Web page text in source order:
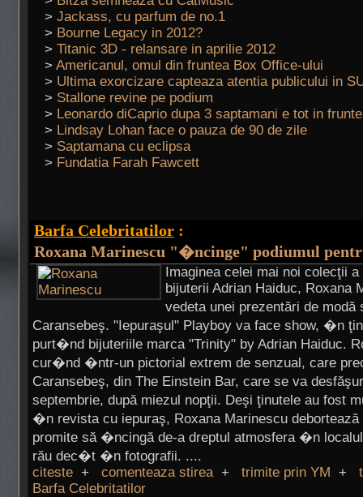
> Jackass, cu parfum de no.1
> Bourne Legacy in 2012?
> Titanic 3D - relansare in aprilie 2012
> Americanul, omul din fruntea Box Office-ului
> Ultima exorcizare capteaza atentia publicului in
> Stallone revine pe podium
> Leonardo diCaprio dupa 3 saptamani e tot in
> Lindsay Lohan face o pauza de 90 de zile
> Saptamana cu eclipsa
> Fundatia Farah Fawcett
Barfa Celebritatilor :
Roxana Marinescu "�ncinge" podiumul
Imaginea celei mai noi colecţii
bijuterii Adrian Haiduc, Roxana
vedeta unei prezentări de
Caransebeş. "Iepuraşul" Playboy va face show, �n
purt�nd bijuteriile marca "Trinity" by Adrian Haiduc.
cur�nd �ntr-un pictorial extrem de senzual, care
Caransebeş, din The Einstein Bar, care se va
septembrie, după miezul nopţii. Deşi ţinutele au fost
�n revista cu iepuraş, Roxana Marinescu
promite să �ncingă de-a dreptul atmosfera �n
rău dec�t �n fotografii. ....
citeste + comenteaza stirea+ trimite prin YM +
Barfa Celebritatilor